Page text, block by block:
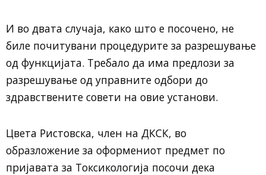
И во двата случаја, како што е посочено, не
биле почитувани процедурите за разрешување
од функцијата. Требало да има предлози за
разрешување од управните одбори до
здравствените совети на овие установи.
Цвета Ристовска, член на ДКСК, во
образложение за оформениот предмет по
пријавата за Токсикологија посочи дека